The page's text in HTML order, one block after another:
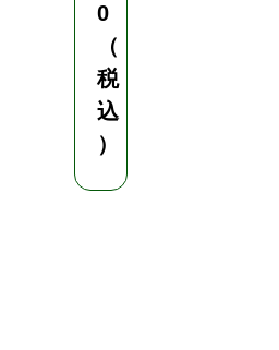
0
（
税
込
）